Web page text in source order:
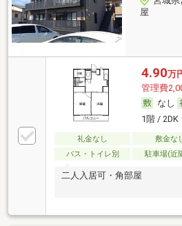
屋
4.90万
管理費
なし
1階 / 2DK
礼金なし 敷金な
バス・トイレ別
駐車場(近
二人入居可・角部屋